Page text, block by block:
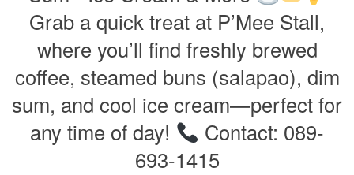
Grab a quick treat at P’Mee Stall,
where you’ll find freshly brewed
coffee, steamed buns (salapao), dim
sum, and cool ice cream—perfect for
any time of day!
Contact: 089-
693-1415